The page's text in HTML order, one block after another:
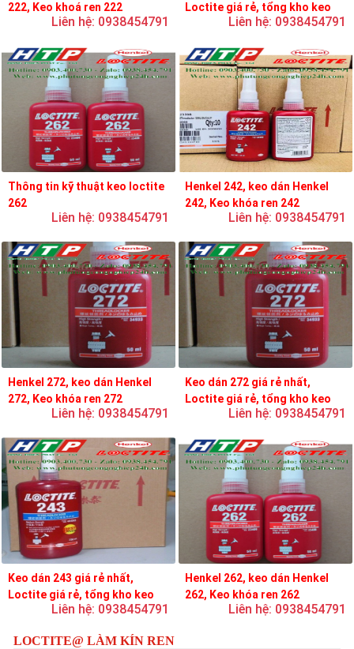
222, Keo khoá ren 222
Liên hệ: 0938454791
Loctite giá rẻ, tổng kho keo
Liên hệ: 0938454791
Thông tin kỹ thuật keo loctite
262
Liên hệ: 0938454791
Henkel 242, keo dán Henkel
242, Keo khóa ren 242
Liên hệ: 0938454791
Henkel 272, keo dán Henkel
272, Keo khóa ren 272
Liên hệ: 0938454791
Keo dán 272 giá rẻ nhất,
Loctite giá rẻ, tổng kho keo
Liên hệ: 0938454791
Keo dán 243 giá rẻ nhất,
Loctite giá rẻ, tổng kho keo
Liên hệ: 0938454791
Henkel 262, keo dán Henkel
262, Keo khóa ren 262
Liên hệ: 0938454791
LOCTITE@ LÀM KÍN REN